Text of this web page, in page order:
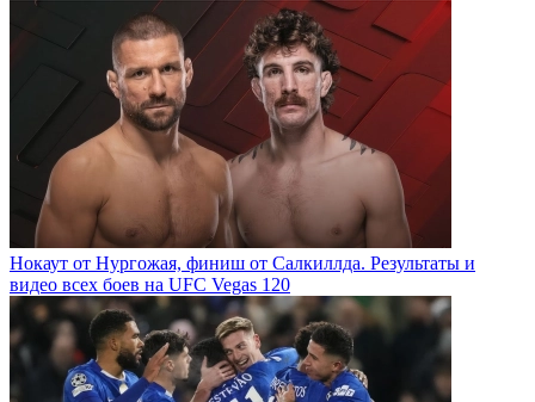
Нокаут от Нургожая, финиш от Салкиллда. Результаты и
видео всех боев на UFC Vegas 120